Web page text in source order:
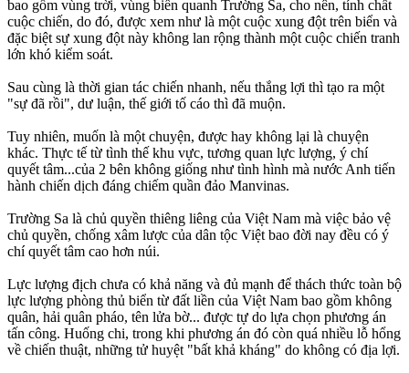
bao gồm vùng trời, vùng biển quanh Trường Sa, cho nên, tính chất
cuộc chiến, do đó, được xem như là một cuộc xung đột trên biển và
đặc biệt sự xung đột này không lan rộng thành một cuộc chiến tranh
lớn khó kiểm soát.
Sau cùng là thời gian tác chiến nhanh, nếu thắng lợi thì tạo ra một
"sự đã rồi", dư luận, thế giới tố cáo thì đã muộn.
Tuy nhiên, muốn là một chuyện, được hay không lại là chuyện
khác. Thực tế từ tình thế khu vực, tương quan lực lượng, ý chí
quyết tâm...của 2 bên không giống như tình hình mà nước Anh tiến
hành chiến dịch đáng chiếm quần đảo Manvinas.
Trường Sa là chủ quyền thiêng liêng của Việt Nam mà việc bảo vệ
chủ quyền, chống xâ‌m lượ‌c của dân tộc Việt bao đời nay đều có ý
chí quyết tâm cao hơn núi.
Lực lượng địch chưa có khả năng và đủ mạnh để thách thức toàn bộ
lực lượng phòng thủ biển từ đất liền của Việt Nam bao gồm không
quân, hải quân pháo, tên lửa bờ... được tự do lựa chọn phương án
tấn công. Huống chi, trong khi phương án đó còn quá nhiều lỗ hổng
về chiến thuật, những tử huyệt "bất khả kháng" do không có địa lợi.